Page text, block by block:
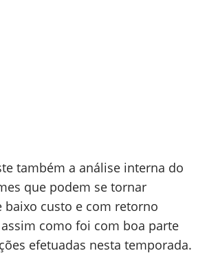
também a análise interna do
que podem se tornar
baixo custo e com retorno
como foi com boa parte
efetuadas nesta temporada.